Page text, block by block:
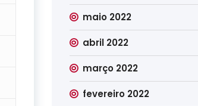
maio 2022
abril 2022
março 2022
fevereiro 2022